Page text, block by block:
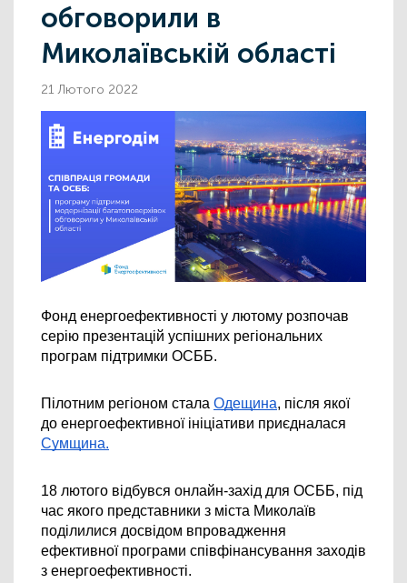
обговорили в
Миколаївській області
21 Лютого 2022
Фонд енергоефективності у лютому розпочав
серію презентацій успішних регіональних
програм підтримки ОСББ.
Пілотним регіоном стала Одещина, після якої
Сумщина.
18 лютого відбувся онлайн-захід для ОСББ, під
час якого представники
поділилися досвідом впровадження
ефективної програми співфінансування заходів
з енергоефективності.